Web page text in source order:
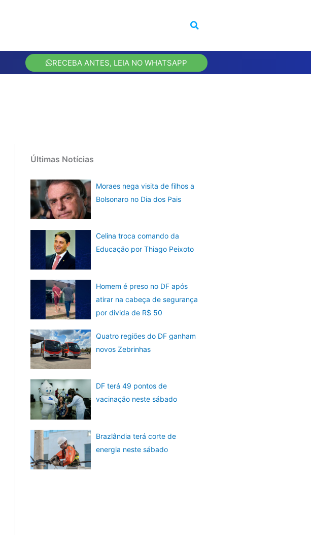
RECEBA ANTES, LEIA NO WHATSAPP
Últimas Notícias
Moraes nega visita de filhos a
Bolsonaro no Dia dos Pais
Celina troca comando da
Educação por Thiago Peixoto
Homem é preso no DF após
atirar na cabeça de segurança
por divida de R$ 50
Quatro regiões do DF ganham
novos Zebrinhas
DF terá 49 pontos de
vacinação neste sábado
Brazlândia terá corte de
energia neste sábado